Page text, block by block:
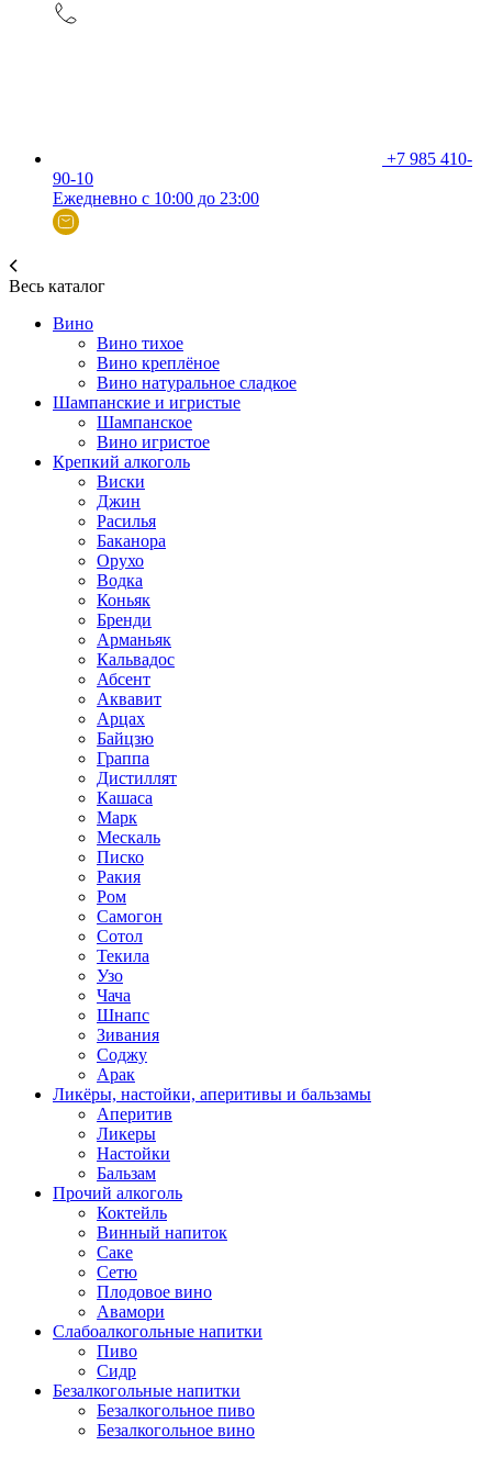
+7 985 410-
90-10
Ежедневно с 10:00 до 23:00
Весь каталог
Вино
Вино тихое
Вино креплёное
Вино натуральное сладкое
Шампанские и игристые
Шампанское
Вино игристое
Крепкий алкоголь
Виски
Джин
Расилья
Баканора
Орухо
Водка
Коньяк
Бренди
Арманьяк
Кальвадос
Абсент
Аквавит
Арцах
Байцзю
Граппа
Дистиллят
Кашаса
Марк
Мескаль
Писко
Ракия
Ром
Самогон
Сотол
Текила
Узо
Чача
Шнапс
Зивания
Соджу
Арак
Ликёры, настойки, аперитивы и бальзамы
Аперитив
Ликеры
Настойки
Бальзам
Прочий алкоголь
Коктейль
Винный напиток
Саке
Сетю
Плодовое вино
Авамори
Слабоалкогольные напитки
Пиво
Сидр
Безалкогольные напитки
Безалкогольное пиво
Безалкогольное вино